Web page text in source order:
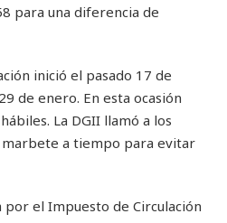
para una diferencia de
inició el pasado 17 de
de enero. En esta ocasión
La DGII llamó a los
a tiempo para evitar
por el Impuesto de Circulación